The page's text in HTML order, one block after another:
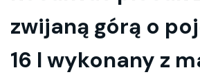
zwijaną górą o
16 l wykonany z